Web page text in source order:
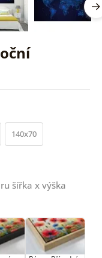
140x70
šířka x výška